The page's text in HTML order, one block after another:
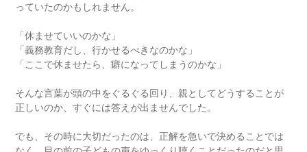
っていたのかもしれません。
「休ませていいのかな」
「義務教育だし、行かせるべきなのかな」
「ここで休ませたら、癖になってしまうのかな」
そんな言葉が頭の中をぐるぐる回り、親としてどうすることが
正しいのか、すぐには答えが出ませんでした。
でも、その時に大切だったのは、正解を急いで決めることでは